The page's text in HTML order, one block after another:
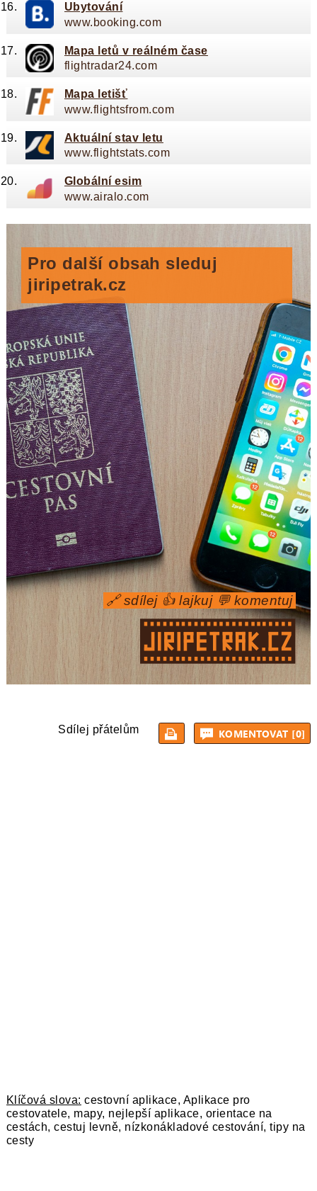
Ubytování
www.booking.com
Mapa letů v reálném čase
flightradar24.com
Mapa letišť
www.flightsfrom.com
Aktuální stav letu
www.flightstats.com
Globální esim
www.airalo.com
Pro další obsah sleduj
jiripetrak.cz
🔗 sdílej 👍 lajkuj 💬 komentuj
Sdílej přátelům
Klíčová slova: cestovní aplikace, Aplikace pro
cestovatele, mapy, nejlepší aplikace, orientace na
cestách, cestuj levně, nízkonákladové cestování, tipy na
cesty